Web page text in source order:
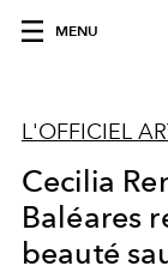
MENU
L'OFFICIEL
Cecilia
Baléares
beauté